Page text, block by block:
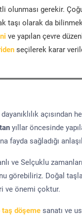
olunması gerekir.
taşı olarak da
ve yapılan çevre
seçilerek karar
açısından
yıllar öncesinde
fayda sağladığı
ve Selçuklu
görebiliriz. Doğal
ve önemi çoktur.
döşeme sanatı ve